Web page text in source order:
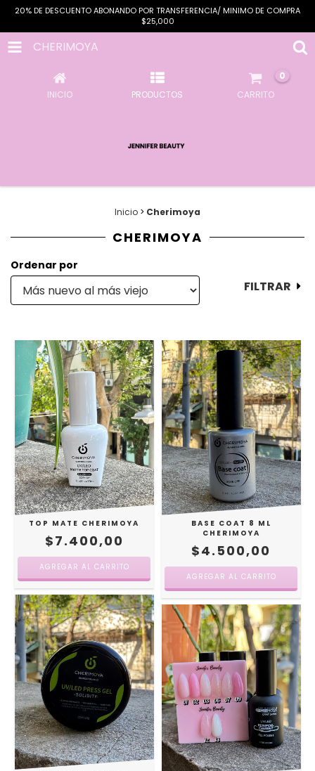
20% DE DESCUENTO ABONANDO POR TRANSFERENCIA/ MINIMO DE COMPRA
$25,000
CHERIMOYA
INICIO PRODUCTOS CARRITO
0
Inicio > Cherimoya
CHERIMOYA
Ordenar por
FILTRAR
TOP MATE CHERIMOYA
$7.400,00
BASE COAT 8 ML
CHERIMOYA
$4.500,00